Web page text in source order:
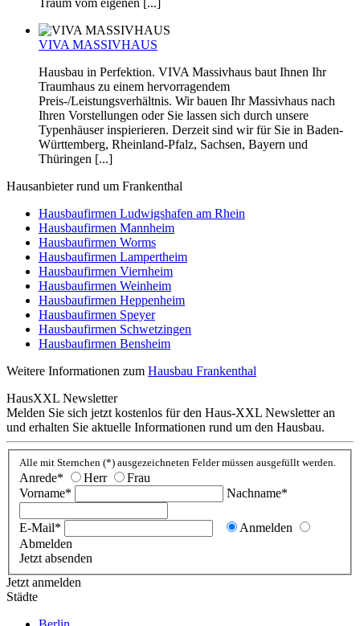
VIVA MASSIVHAUS
Hausbau in Perfektion. VIVA Massivhaus baut Ihnen Ihr
Traumhaus zu einem hervorragendem
Preis-/Leistungsverhältnis. Wir bauen Ihr Massivhaus nach
Ihren Vorstellungen oder Sie lassen sich durch unsere
Typenhäuser inspierieren. Derzeit sind wir für Sie in Baden-
Württemberg, Rheinland-Pfalz, Sachsen, Bayern und
Thüringen [...]
Hausanbieter rund um Frankenthal
Hausbaufirmen Ludwigshafen am Rhein
Hausbaufirmen Mannheim
Hausbaufirmen Worms
Hausbaufirmen Lampertheim
Hausbaufirmen Viernheim
Hausbaufirmen Weinheim
Hausbaufirmen Heppenheim
Hausbaufirmen Speyer
Hausbaufirmen Schwetzingen
Hausbaufirmen Bensheim
Weitere Informationen zum Hausbau Frankenthal
HausXXL Newsletter
Melden Sie sich jetzt kostenlos für den Haus-XXL Newsletter an
und erhalten Sie aktuelle Informationen rund um den Hausbau.
Alle mit Sternchen (*) ausgezeichneten Felder müssen ausgefüllt werden.
Anrede* Herr
Frau
Vorname*
Nachname*
E-Mail*
Anmelden
Abmelden
Jetzt absenden
Jetzt anmelden
Städte